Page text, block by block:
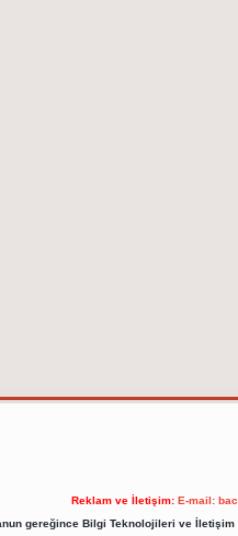
Reklam ve İletişim: E-mail:
gereğince Bilgi Teknolojileri ve